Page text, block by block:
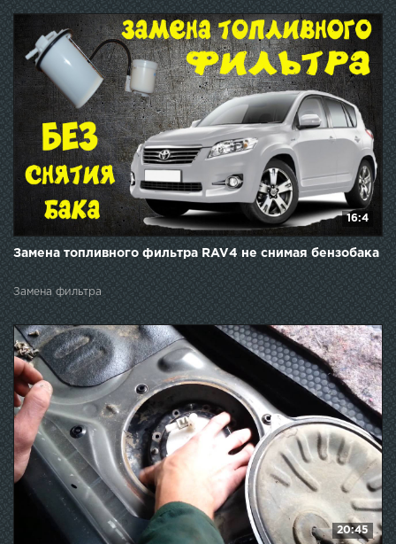
16:4
Замена топливного фильтра RAV4 не снимая бензобака
Замена фильтра
20:45